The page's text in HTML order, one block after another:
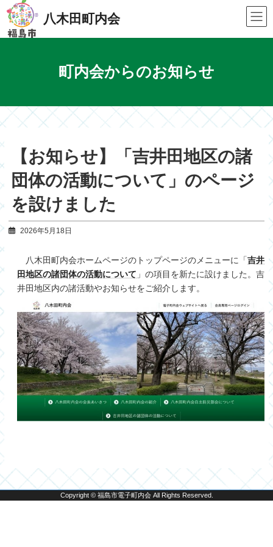
Skip
to
the
content
Skip
to
the
Navigation
八木田町内会
町内会からのお知らせ
【お知らせ】「吉井田地区の諸
団体の活動について」のページ
を設けました
2026年5月18日
八木田町内会ホームページのトップページのメニューに「吉井
田地区の諸団体の活動について 」の項目を新たに設けました。吉
井田地区内の諸活動やお知らせをご紹介します。
Copyright © 福島市電子町内会 All Rights Reserved.